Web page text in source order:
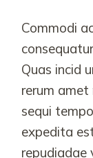
Commodi
Quas incid
rerum
sequi
expedita
repudiadae